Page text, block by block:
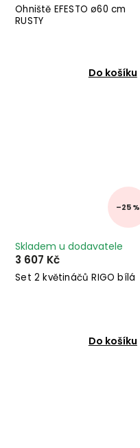
Ohniště EFESTO ø60 cm
RUSTY
Do košíku
–25 %
Set 2 květináčů RIGO bílá
Skladem u dodavatele
3 607 Kč
Do košíku